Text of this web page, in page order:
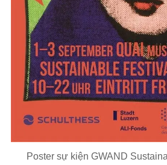
Poster sự kiện GWAND